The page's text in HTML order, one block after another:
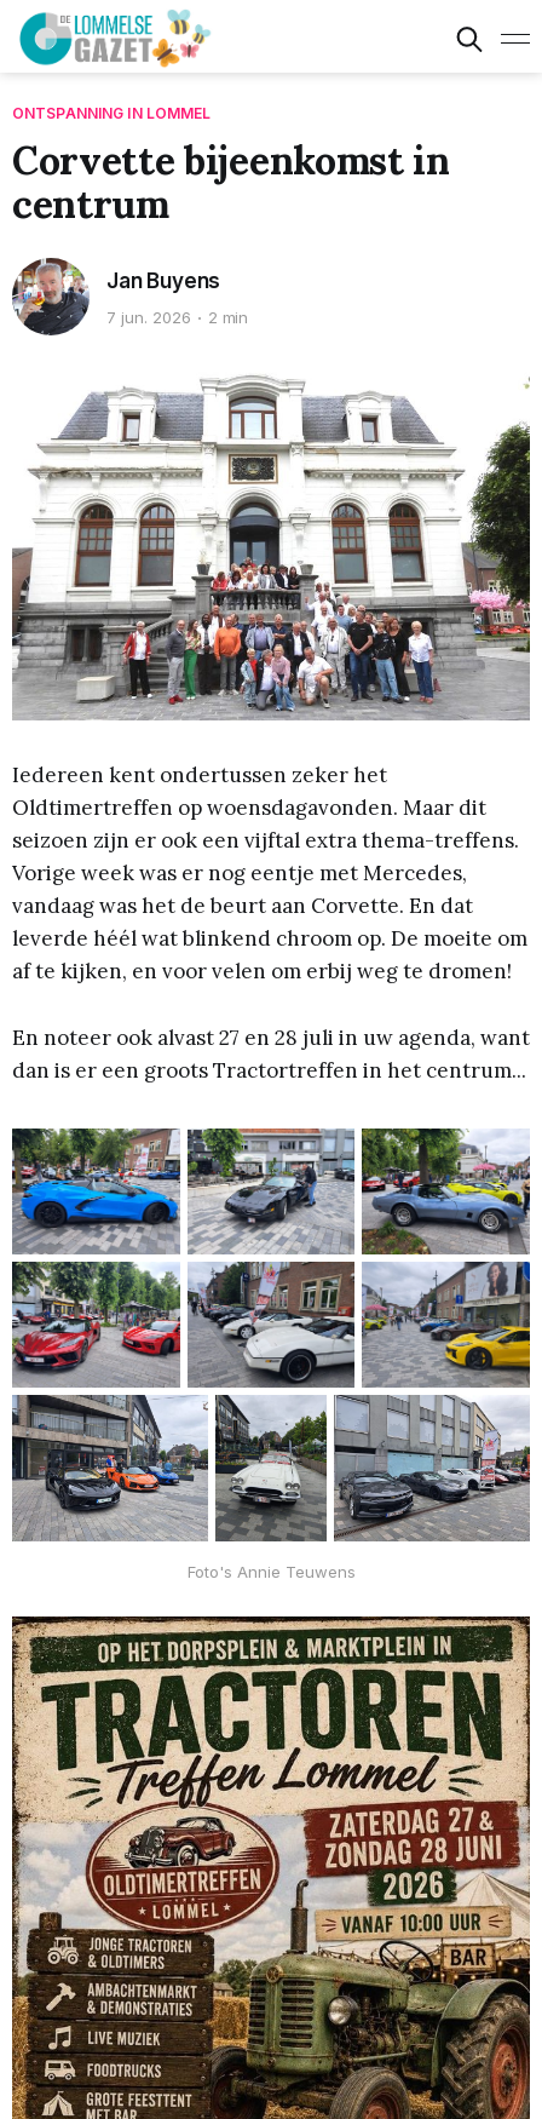
ONTSPANNING IN LOMMEL
Corvette bijeenkomst in
centrum
Jan Buyens
7 jun. 2026 2 min
Iedereen kent ondertussen zeker het
Oldtimertreffen op woensdagavonden. Maar dit
seizoen zijn er ook een vijftal extra thema-treffens.
Vorige week was er nog eentje met Mercedes,
vandaag was het de beurt aan Corvette. En dat
leverde héél wat blinkend chroom op. De moeite om
af te kijken, en voor velen om erbij weg te dromen!
En noteer ook alvast 27 en 28 juli in uw agenda, want
dan is er een groots Tractortreffen in het centrum...
Foto's Annie Teuwens